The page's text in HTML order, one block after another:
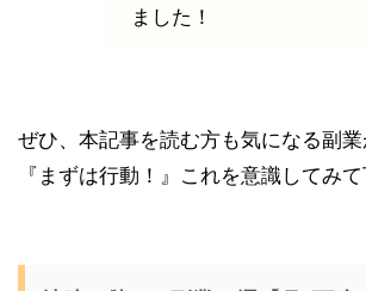
ました！
ぜひ、本記事を読む方も気になる副業
『まずは行動！』これを意識してみて